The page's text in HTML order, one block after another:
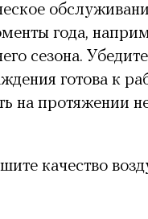
года,
сезона.
готова к
на протяжении
качество